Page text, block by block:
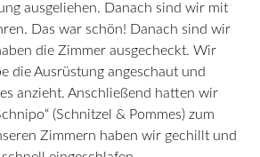
ausgeliehen. Danach sind wir mit
Das war schön! Danach sind wir
die Zimmer ausgecheckt. Wir
die Ausrüstung angeschaut und
anzieht. Anschließend hatten wir
(Schnitzel & Pommes) zum
Zimmern haben wir gechillt und